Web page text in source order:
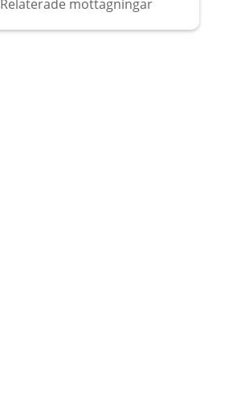
Relaterade mottagningar